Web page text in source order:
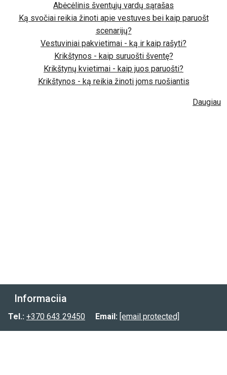
Abėcėlinis šventųjų vardų sąrašas
Ką svočiai reikia žinoti apie vestuves bei kaip paruošt
scenarijų?
Vestuviniai pakvietimai - ką ir kaip rašyti?
Krikštynos - kaip suruošti šventę?
Krikštynų kvietimai - kaip juos paruošti?
Krikštynos - ką reikia žinoti joms ruošiantis
Daugiau
Informacija
Prekių pristatymas
Tel.: +370 643 29450 Email: [email protected]